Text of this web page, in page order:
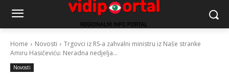
Home Novosti
Trgovci iz RS-a zahvalni ministru iz Naše stranke
Amiru Hasičeviću: Neradna nedjelja...
Novosti